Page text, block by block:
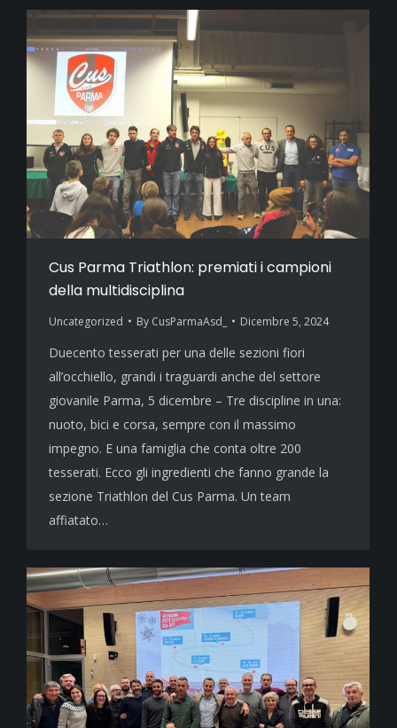
Cus Parma Triathlon: premiati i campioni
della multidisciplina
Uncategorized By CusParmaAsd_ Dicembre 5, 2024
Duecento tesserati per una delle sezioni fiori
all’occhiello, grandi i traguardi anche del settore
giovanile Parma, 5 dicembre – Tre discipline in una:
nuoto, bici e corsa, sempre con il massimo
impegno. E una famiglia che conta oltre 200
tesserati. Ecco gli ingredienti che fanno grande la
sezione Triathlon del Cus Parma. Un team
affiatato…